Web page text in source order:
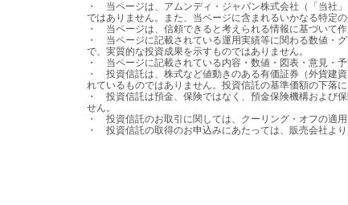
・	当ページは、アムンディ・ジャパン株式会社（「当社」）が日本の居住者の皆様を対象として設定・運用を行う国内投資信託の情報提供を目的として、当社が作成したものであり、法令等に基づく開示書類
ではありません。また、当ページに含まれるいかなる特定
・	当ページは、信頼できると考えられる情報に基づいて作成しておりますが、その正確性、完全性を保証するものではありません。
・	当ページに記載されている運用実績等に関わる数値・グラフ等はあくまでも過去の実績であり、将来の運用成果等を示唆または保証するものではありません。また、手数料・税金等を考慮しておりませんの
で、実質的な投資成果を示すものではありません。
・	当ページに記載されている内容・数値・図表・意見・予測等は作成時点のものであり、将来の市場動向、運用成果を示唆・保証するものではなく、予告なしに変更される可能性があります。
・	投資信託は、株式など値動きのある有価証券（外貨建資産には、当該外貨の円に対する為替レートの変動による為替変動リスクもあります。）に投資しますので、基準価額は変動します。投資元本が保証さ
れているものではありません。投資信託の基準価額の下落
・	投資信託は預金、保険ではなく、預金保険機構および保険契約者保護機構の保護の対象ではありません。また、登録金融機関を通じてご購入いただいた投資信託は、投資者保護基金の保護の対象とはなりま
せん。
・	投資信託のお取引に関しては、クーリング・オフの適用はありません。
・	投資信託の取得のお申込みにあたっては、販売会社